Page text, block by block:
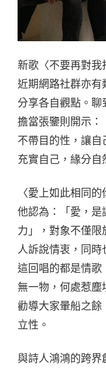
新歌〈不要再對我
近期網路社群亦有
分享各自觀點。聊
擔當張鑒則開示：
不帶目的性，讓
充實自己，緣分自
〈愛上如此相同
他認為：「愛，是
力」，對象不僅
人訴說情衷，同
這回唱的都是情歌
無一物，何處惹塵
勸導大家暈船之餘
立性。
與詩人鴻鴻的跨界